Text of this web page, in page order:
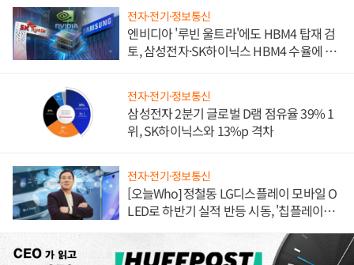
전자·전기·정보통신
엔비디아 '루빈 울트라'에도 HBM4 탑재 검
토, 삼성전자·SK하이닉스 HBM4 수율에 주
전자·전기·정보통신
삼성전자 2분기 글로벌 D램 점유율 39% 1
위, SK하이닉스와 13%p 격차
전자·전기·정보통신
[오늘Who] 정철동 LG디스플레이 모바일 O
LED로 하반기 실적 반등 시동, '칩플레이